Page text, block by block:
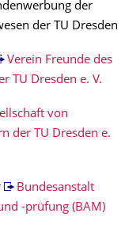
der
der TU Dresden
Verein Freunde des
TU Dresden e. V.
von
der TU Dresden e.
Bundesanstalt
-prüfung (BAM)